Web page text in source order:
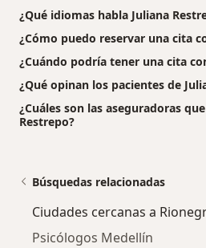
¿Qué idiomas habla Juliana
¿Cómo puedo reservar una cita
¿Cuándo podría tener una cita
¿Qué opinan los pacientes de
¿Cuáles son las aseguradoras
Restrepo?
Búsquedas relacionadas
Ciudades cercanas a
Psicólogos Medellín